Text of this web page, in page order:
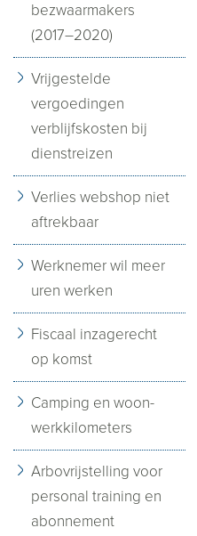
bezwaarmakers
(2017–2020)
Vrijgestelde
vergoedingen
verblijfskosten bij
dienstreizen
Verlies webshop niet
aftrekbaar
Werknemer wil meer
uren werken
Fiscaal inzagerecht
op komst
Camping en woon-
werkkilometers
Arbovrijstelling voor
personal training en
abonnement